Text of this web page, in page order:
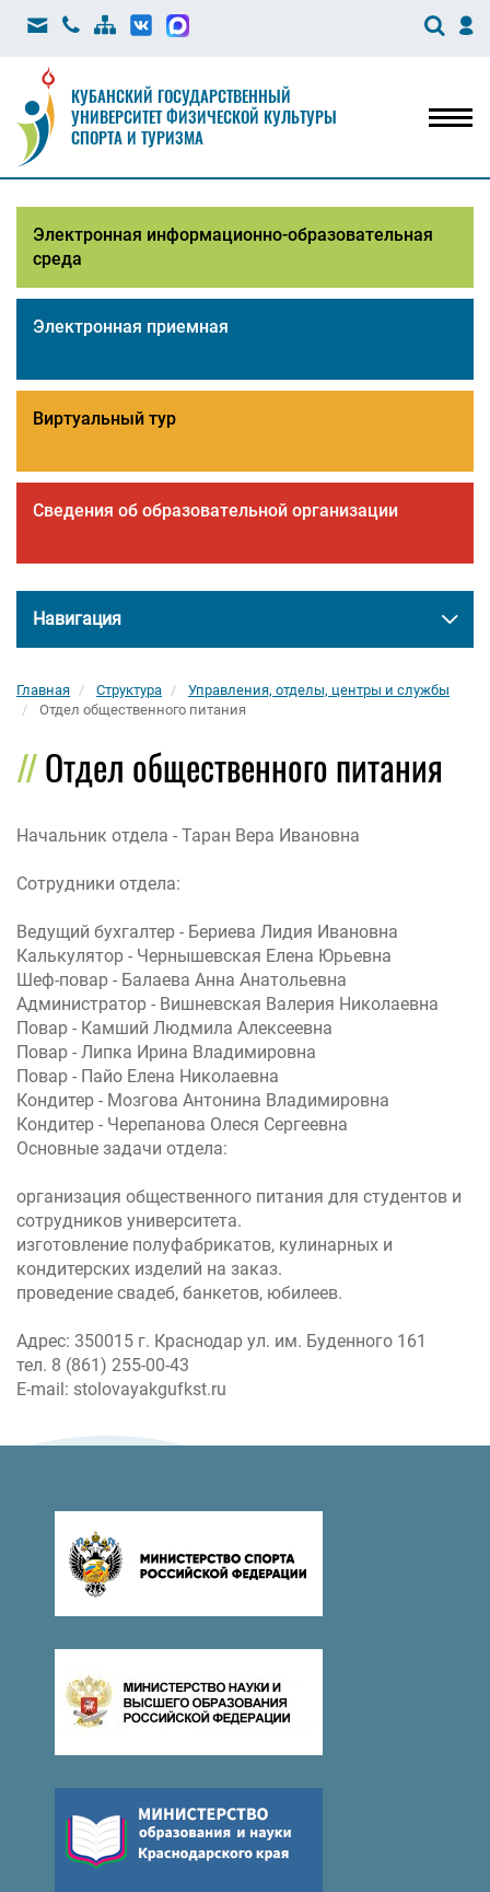
КУБАНСКИЙ ГОСУДАРСТВЕННЫЙ
УНИВЕРСИТЕТ ФИЗИЧЕСКОЙ КУЛЬТУРЫ
СПОРТА И ТУРИЗМА
Электронная информационно-образовательная
среда
Электронная приемная
Виртуальный тур
Сведения об образовательной организации
Навигация
Главная Структура
Управления, отделы, центры и службы
Отдел общественного питания
Отдел общественного питания
Начальник отдела - Таран Вера Ивановна
Сотрудники отдела:
Ведущий бухгалтер - Бериева Лидия Ивановна
Калькулятор - Чернышевская Елена Юрьевна
Шеф-повар - Балаева Анна Анатольевна
Администратор - Вишневская Валерия Николаевна
Повар - Камший Людмила Алексеевна
Повар - Липка Ирина Владимировна
Повар - Пайо Елена Николаевна
Кондитер - Мозгова Антонина Владимировна
Кондитер - Черепанова Олеся Сергеевна
Основные задачи отдела:
организация общественного питания для студентов и
сотрудников университета.
изготовление полуфабрикатов, кулинарных и
кондитерских изделий на заказ.
проведение свадеб, банкетов, юбилеев.
Адрес: 350015 г. Краснодар ул. им. Буденного 161
тел. 8 (861) 255-00-43
E-mail: stolovayakgufkst.ru